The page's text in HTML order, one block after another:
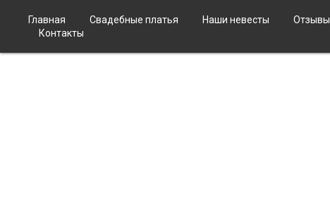
Главная Свадебные платья Наши невесты
Отзывы
Контакты